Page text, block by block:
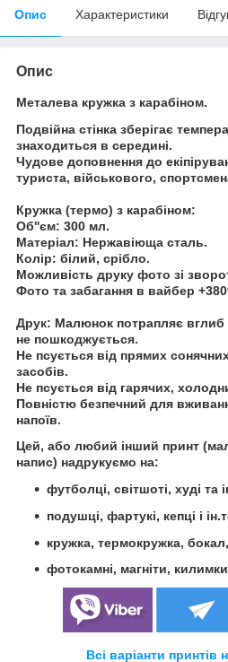
Опис Характеристики
Опис
Металева кружка з карабіном.
Подвійна стінка зберігає
знаходиться в середині.
Чудове доповнення до
туриста, військового,
Кружка (термо) з карабіном:
Об''єм: 300 мл.
Матеріал: Нержавіюща сталь.
Колір: білий, срібло.
Можливість друку фото зі
Фото та забагання в вайбер
Друк: Малюнок потрапляє вглиб
не пошкоджується.
Не псується від прямих
засобів.
Не псується від гарячих,
Повністю безпечний для
напоїв.
Цей, або любий інший принт
напис) надрукуємо на:
футболці, світшоті, худі та
подушці, фартукі, кепці і
кружка, термокружка,
фотокамні, магніти,
Всі варіанти принтів